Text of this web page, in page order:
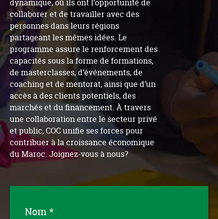
dynamique, où ils ont l’opportunité de
collaborer et de travailler avec des
personnes dans leurs régions
partageant les mêmes idées. Le
programme assure le renforcement des
capacités sous la forme de formations,
de masterclasses, d’événements, de
coaching et de mentorat, ainsi que d’un
accès à des clients potentiels, des
marchés et du financement. À travers
une collaboration entre le secteur privé
et public, COC unifie ses forces pour
contribuer à la croissance économique
du Maroc. Joignez-vous à nous?
Nom*